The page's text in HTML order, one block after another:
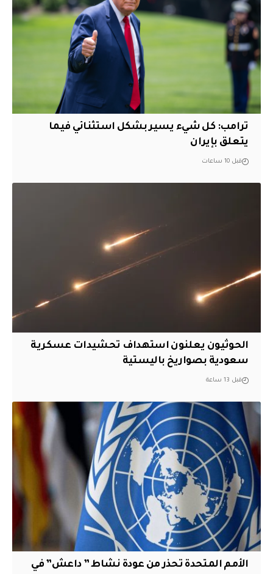
ترامب: كل شيء يسير بشكل استثنائي فيما
يتعلق بإيران
قبل 10 ساعات
الحوثيون يعلنون استهداف تحشيدات عسكرية
سعودية بصواريخ باليستية
قبل 13 ساعة
الأمم المتحدة تحذر من عودة نشاط ” داعش” في